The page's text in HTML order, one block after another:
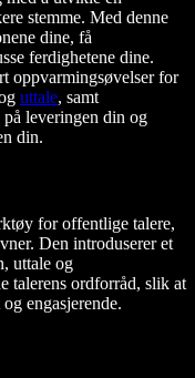
stemme. Med denne
dine, få
ferdighetene dine.
oppvarmingsøvelser for
uttale, samt
leveringen din og
din.
for offentlige talere,
Den introduserer et
uttale og
talerens ordforråd, slik at
engasjerende.